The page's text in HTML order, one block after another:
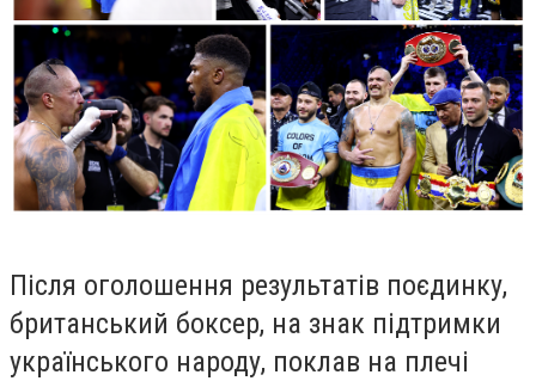
Після оголошення результатів поєдинку,
британський боксер, на знак підтримки
українського народу, поклав на плечі